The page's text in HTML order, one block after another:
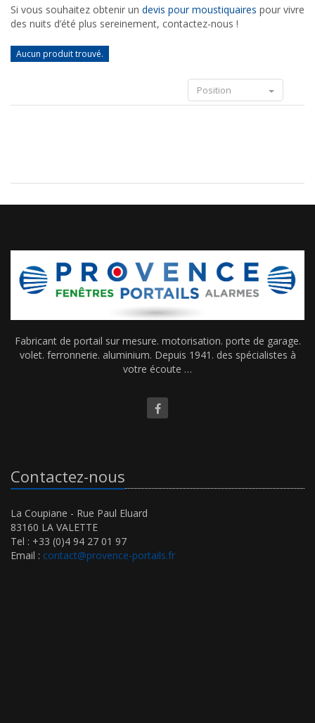
Si vous souhaitez obtenir un devis pour moustiquaires pour vivre
des nuits d’été plus sereinement, contactez-nous !
Aucun produit trouvé.
Position
Fabricant de portail sur mesure. motorisation. porte de garage.
volet. ferronnerie. aluminium. Depuis 1941. des spécialistes à
votre écoute …
Contactez-nous
La Coupiane - Rue Paul Eluard
83160 LA VALETTE
Tel : +33 (0)4 94 27 01 97
Email : contact@provence-portails.fr